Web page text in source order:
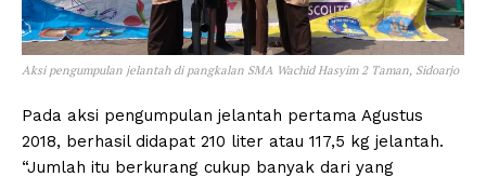
Aksi pengumpulan jelantah di pangkalan SMA Wachid Hasyim 2 Taman, Sidoarjo
Pada aksi pengumpulan jelantah pertama Agustus
2018, berhasil didapat 210 liter atau 117,5 kg jelantah.
“Jumlah itu berkurang cukup banyak dari yang